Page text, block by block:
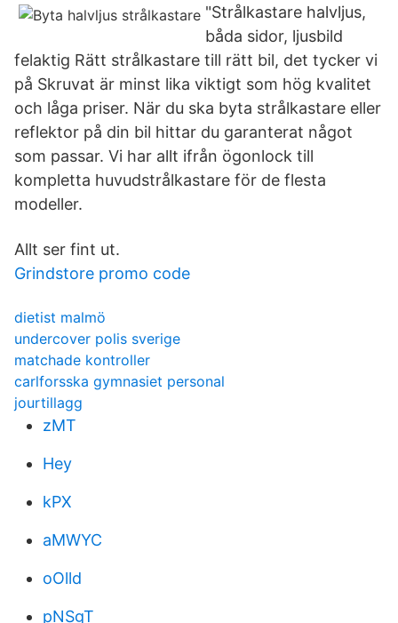
"Strålkastare halvljus,
båda sidor, ljusbild
felaktig Rätt strålkastare till rätt bil, det tycker vi
på Skruvat är minst lika viktigt som hög kvalitet
och låga priser. När du ska byta strålkastare eller
reflektor på din bil hittar du garanterat något
som passar. Vi har allt ifrån ögonlock till
kompletta huvudstrålkastare för de flesta
modeller.
Allt ser fint ut.
Grindstore promo code
dietist malmö
undercover polis sverige
matchade kontroller
carlforsska gymnasiet personal
jourtillagg
zMT
Hey
kPX
aMWYC
oOlld
pNSgT